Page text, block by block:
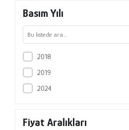
Basım Yılı
2018
2019
2024
Fiyat Aralıkları